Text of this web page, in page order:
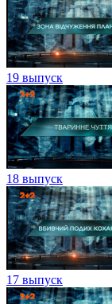
19 выпуск
18 выпуск
17 выпуск